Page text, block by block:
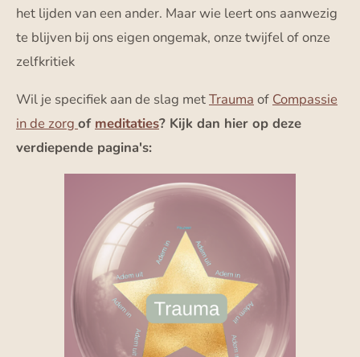
het lijden van een ander. Maar wie leert ons aanwezig
te blijven bij ons eigen ongemak, onze twijfel of onze
zelfkritiek
Wil je specifiek aan de slag metTrauma of Compassie
in de zorg of meditaties? Kijk dan hier op deze
verdiepende pagina's: